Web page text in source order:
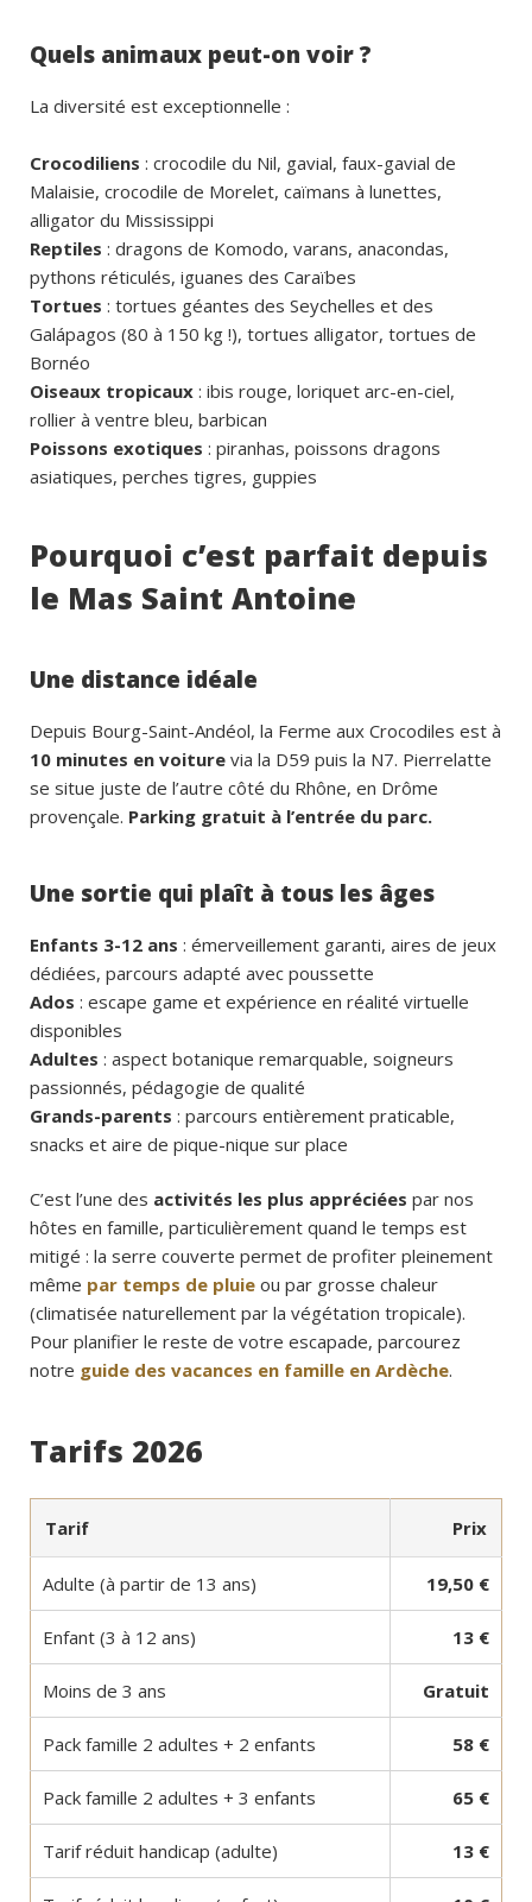
Quels animaux peut-on voir ?
La diversité est exceptionnelle :
Crocodiliens : crocodile du Nil, gavial, faux-gavial de
Malaisie, crocodile de Morelet, caïmans à lunettes,
alligator du Mississippi
Reptiles : dragons de Komodo, varans, anacondas,
pythons réticulés, iguanes des Caraïbes
Tortues : tortues géantes des Seychelles et des
Galápagos (80 à 150 kg !), tortues alligator, tortues de
Bornéo
Oiseaux tropicaux : ibis rouge, loriquet arc-en-ciel,
rollier à ventre bleu, barbican
Poissons exotiques : piranhas, poissons dragons
asiatiques, perches tigres, guppies
Pourquoi c’est parfait depuis
le Mas Saint Antoine
Une distance idéale
Depuis Bourg-Saint-Andéol, la Ferme aux Crocodiles est à
10 minutes en voiture via la D59 puis la N7. Pierrelatte
se situe juste de l’autre côté du Rhône, en Drôme
provençale. Parking gratuit à l’entrée du parc.
Une sortie qui plaît à tous les âges
Enfants 3-12 ans : émerveillement garanti, aires de jeux
dédiées, parcours adapté avec poussette
Ados : escape game et expérience en réalité virtuelle
disponibles
Adultes : aspect botanique remarquable, soigneurs
passionnés, pédagogie de qualité
Grands-parents : parcours entièrement praticable,
snacks et aire de pique-nique sur place
C’est l’une des activités les plus appréciées par nos
hôtes en famille, particulièrement quand le temps est
mitigé : la serre couverte permet de profiter pleinement
même par temps de pluie ou par grosse chaleur
(climatisée naturellement par la végétation tropicale).
Pour planifier le reste de votre escapade, parcourez
notre guide des vacances en famille en Ardèche.
Tarifs 2026
Tarif Prix
Adulte (à partir de 13 ans) 19,50 €
Enfant (3 à 12 ans) 13 €
Moins de 3 ans Gratuit
Pack famille 2 adultes + 2 enfants 58 €
Pack famille 2 adultes + 3 enfants 65 €
Tarif réduit handicap (adulte) 13 €